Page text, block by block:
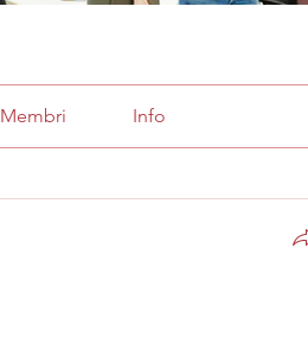
Membri Info